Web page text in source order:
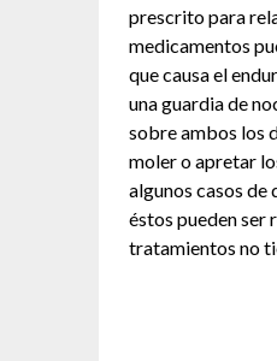
prescrito para
medicamentos
que causa el
una guardia de
sobre ambos los
moler o apretar
algunos casos de
éstos pueden ser
tratamientos no